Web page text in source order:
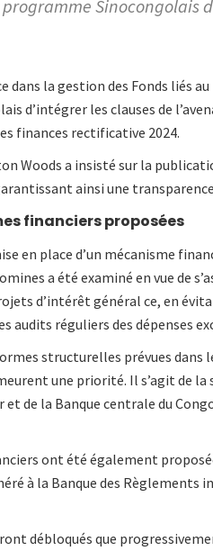
Sinocongolais
dans la gestion des Fonds liés
d’intégrer les clauses de
finances rectificative 2024.
Woods a insisté sur la
ainsi une
financiers proposées
en place d’un mécanisme
a été examiné en vue de
d’intérêt général ce, en
audits réguliers des dépenses
structurelles prévues dans
une priorité. Il s’agit de la
et de la Banque centrale du
ont été également
à la Banque des
débloqués que